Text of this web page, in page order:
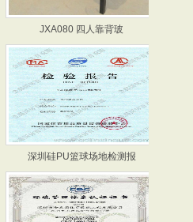
JXA080 四人靠背玻
深圳硅PU篮球场地检测报